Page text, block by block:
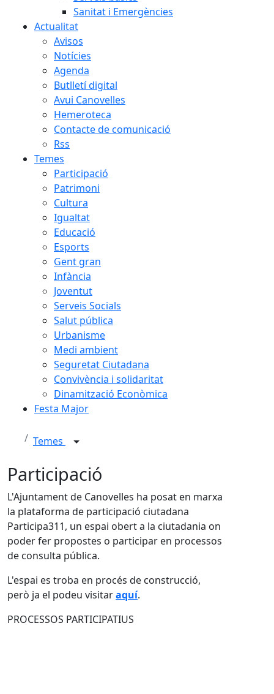
Sanitat i Emergències
Actualitat
Avisos
Notícies
Agenda
Butlletí digital
Avui Canovelles
Hemeroteca
Contacte de comunicació
Rss
Temes
Participació
Patrimoni
Cultura
Igualtat
Educació
Esports
Gent gran
Infància
Joventut
Serveis Socials
Salut pública
Urbanisme
Medi ambient
Seguretat Ciutadana
Convivència i solidaritat
Dinamització Econòmica
Festa Major
Temes
Participació
L'Ajuntament de Canovelles ha posat en marxa
la plataforma de participació ciutadana
Participa311, un espai obert a la ciutadania on
poder fer propostes o participar en processos
de consulta pública.
L'espai es troba en procés de construcció,
però ja el podeu visitaraquí.
PROCESSOS PARTICIPATIUS